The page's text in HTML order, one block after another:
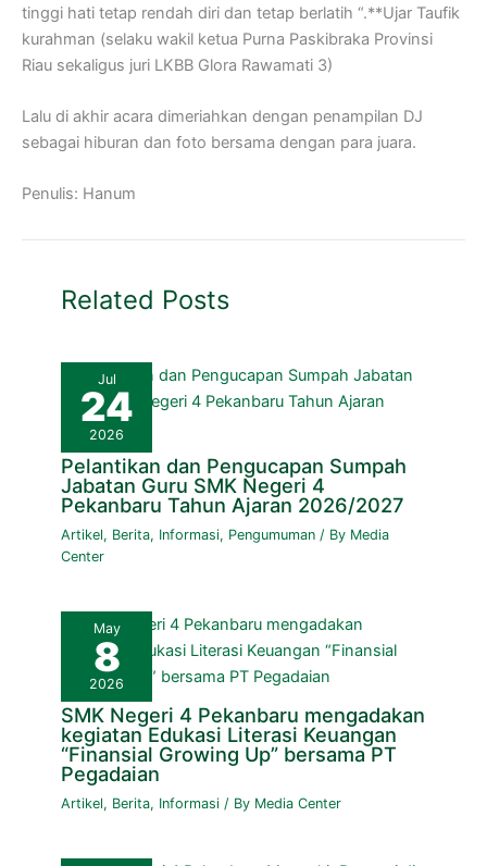
tinggi hati tetap rendah diri dan tetap berlatih “.**Ujar Taufik
kurahman (selaku wakil ketua Purna Paskibraka Provinsi
Riau sekaligus juri LKBB Glora Rawamati 3)
Lalu di akhir acara dimeriahkan dengan penampilan DJ
sebagai hiburan dan foto bersama dengan para juara.
Penulis: Hanum
Related Posts
Jul
24
2026
Pelantikan dan Pengucapan Sumpah
Jabatan Guru SMK Negeri 4
Pekanbaru Tahun Ajaran 2026/2027
Artikel, Berita, Informasi, Pengumuman / By Media
Center
May
8
2026
SMK Negeri 4 Pekanbaru mengadakan
kegiatan Edukasi Literasi Keuangan
“Finansial Growing Up” bersama PT
Pegadaian
Artikel, Berita, Informasi / By Media Center